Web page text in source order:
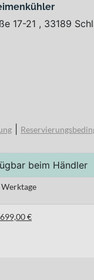
17-21 , 33189
beim Händler
€